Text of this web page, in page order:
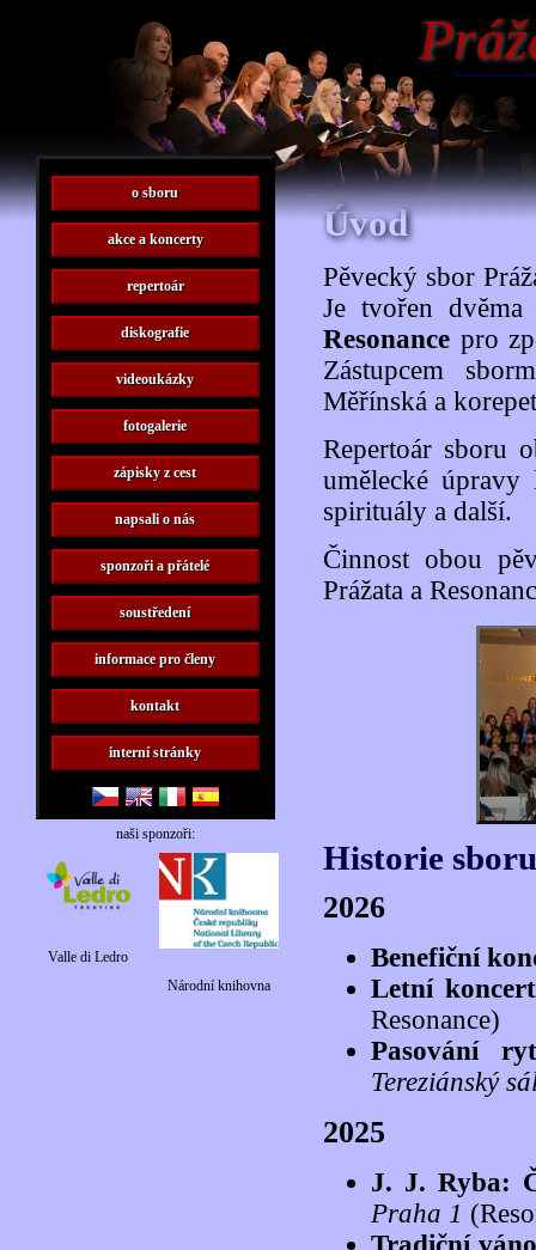
Úvod
Pěvecký sbor
Je tvořen
Resonance pro
Zástupcem
Měřínská a
Repertoár sboru
umělecké
spirituály a další.
Činnost obou
Prážata a
Historie sboru
2026
Benefiční
Letní koncert
Resonance)
Pasování
Tereziánský
2025
J. J. Ryba:
Praha 1
o sboru
akce a koncerty
repertoár
diskografie
videoukázky
fotogalerie
zápisky z cest
napsali o nás
sponzoři a přátelé
soustředení
informace pro členy
kontakt
interní stránky
naši sponzoři:
Valle di Ledro
Národní knihovna